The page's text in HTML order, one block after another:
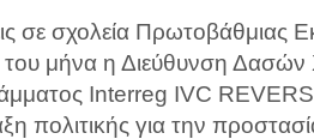
σε σχολεία Πρωτοβάθμιας
του μήνα η Διεύθυνση Δασών
Interreg IVC
πολιτικής για την